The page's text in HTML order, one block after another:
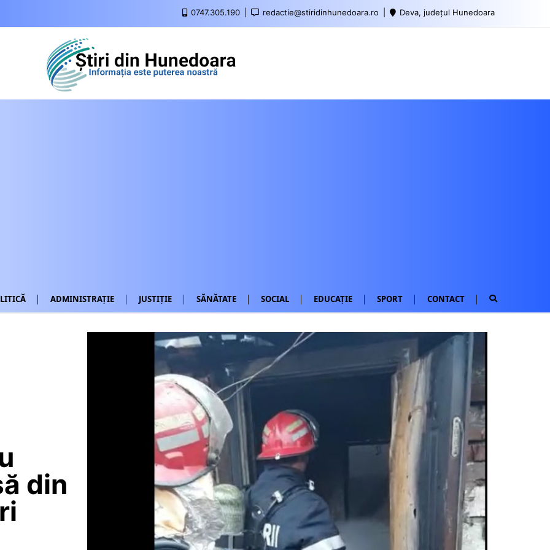
0747.305.190 redactie@stiridinhunedoara.ro Deva, județul Hunedoara
ADMINISTRAȚIE JUSTIȚIE SĂNĂTATE SOCIAL EDUCAȚIE SPORT CONTACT
din